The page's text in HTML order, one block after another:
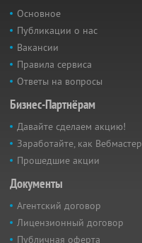
Основное
Публикации о нас
Вакансии
Правила сервиса
Ответы на вопросы
Бизнес-Партнёрам
Давайте сделаем акцию!
Заработайте, как Вебмастер
Прошедшие акции
Документы
Агентский договор
Лицензионный договор
Публичная оферта